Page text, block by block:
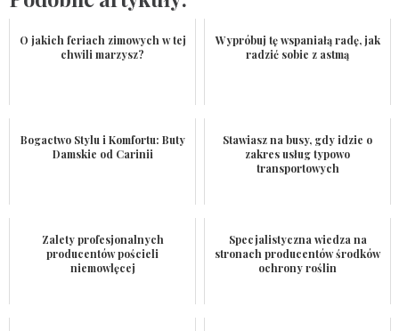
O jakich feriach zimowych w tej
chwili marzysz?
Wypróbuj tę wspaniałą radę, jak
radzić sobie z astmą
Bogactwo Stylu i Komfortu: Buty
Damskie od Carinii
Stawiasz na busy, gdy idzie o
zakres usług typowo
transportowych
Zalety profesjonalnych
producentów pościeli
niemowlęcej
Specjalistyczna wiedza na
stronach producentów środków
ochrony roślin